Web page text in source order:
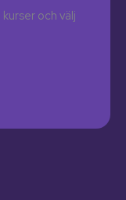
och välj